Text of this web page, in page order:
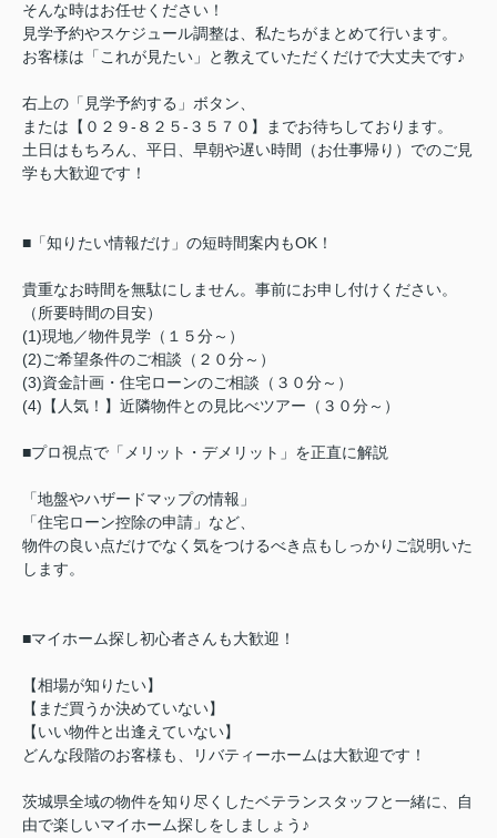
そんな時はお任せください！
見学予約やスケジュール調整は、私たちがまとめて行います。
お客様は「これが見たい」と教えていただくだけで大丈夫です♪
右上の「見学予約する」ボタン、
または【０２９-８２５-３５７０】までお待ちしております。
土日はもちろん、平日、早朝や遅い時間（お仕事帰り）でのご見
学も大歓迎です！
■「知りたい情報だけ」の短時間案内もOK！
貴重なお時間を無駄にしません。事前にお申し付けください。
（所要時間の目安）
(1)現地／物件見学（１５分～）
(2)ご希望条件のご相談（２０分～）
(3)資金計画・住宅ローンのご相談（３０分～）
(4)【人気！】近隣物件との見比べツアー（３０分～）
■プロ視点で「メリット・デメリット」を正直に解説
「地盤やハザードマップの情報」
「住宅ローン控除の申請」など、
物件の良い点だけでなく気をつけるべき点もしっかりご説明いた
します。
■マイホーム探し初心者さんも大歓迎！
【相場が知りたい】
【まだ買うか決めていない】
【いい物件と出逢えていない】
どんな段階のお客様も、リバティーホームは大歓迎です！
茨城県全域の物件を知り尽くしたベテランスタッフと一緒に、自
由で楽しいマイホーム探しをしましょう♪